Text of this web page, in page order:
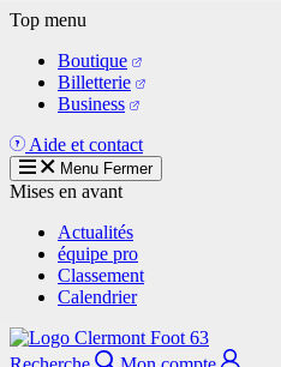
Aller
contenu
principal
Top menu
Boutique
Billetterie
Business
Aide et contact
Menu Fermer
Mises en avant
Actualités
équipe pro
Classement
Calendrier